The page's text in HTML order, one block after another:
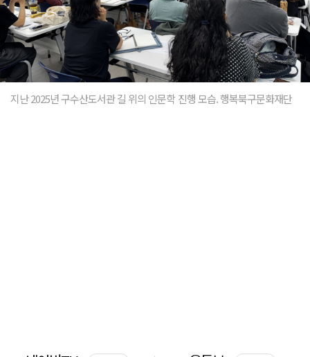
지난 2025년 구수산도서관 길 위의 인문학 진행 모습. 행복북구문화재단